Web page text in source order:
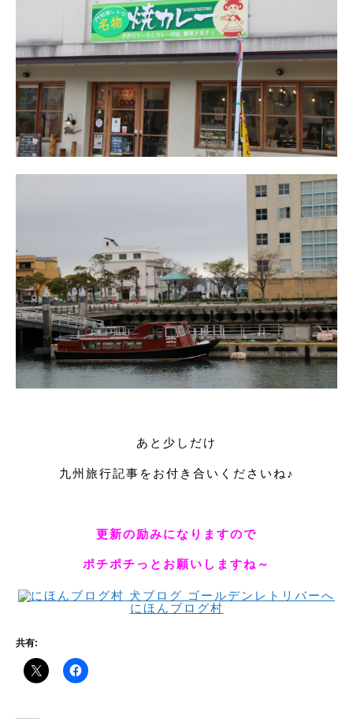
あと少しだけ
九州旅行記事をお付き合いくださいね♪
更新の励みになりますので
ポチポチっとお願いしますね～
にほんブログ村
共有: